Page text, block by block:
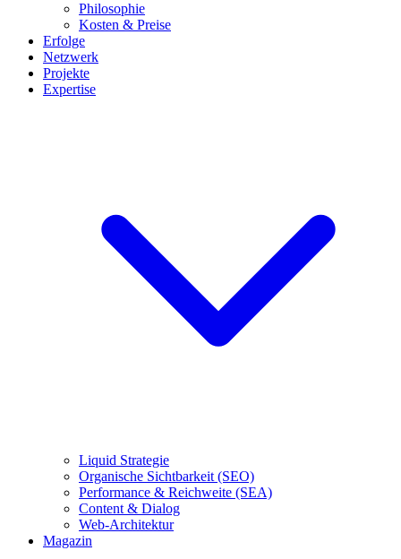
Philosophie
Kosten & Preise
Erfolge
Netzwerk
Projekte
Expertise
Liquid Strategie
Organische Sichtbarkeit (SEO)
Performance & Reichweite (SEA)
Content & Dialog
Web-Architektur
Magazin